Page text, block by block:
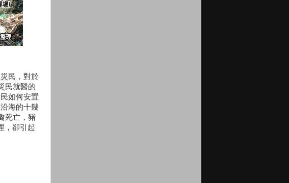
民，對於
民就醫的
如何安置
海的十幾
死亡，豬
，卻引起